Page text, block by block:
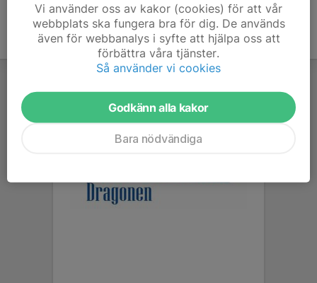
Vi använder oss av kakor (cookies) för att vår
webbplats ska fungera bra för dig. De används
även för webbanalys i syfte att hjälpa oss att
förbättra våra tjänster.
Så använder vi cookies
Godkänn alla kakor
Bara nödvändiga